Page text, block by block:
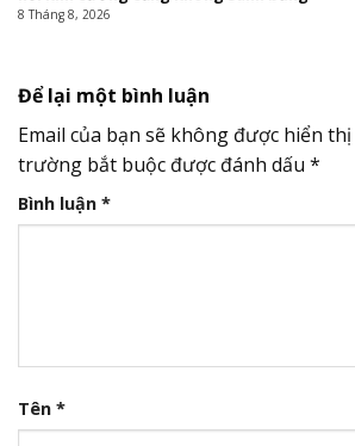
Người duy nhất át vía được nhan sắc Mai
nỗi kim cương cũng không sánh bằng
8 Tháng 8, 2026
Bình luận*